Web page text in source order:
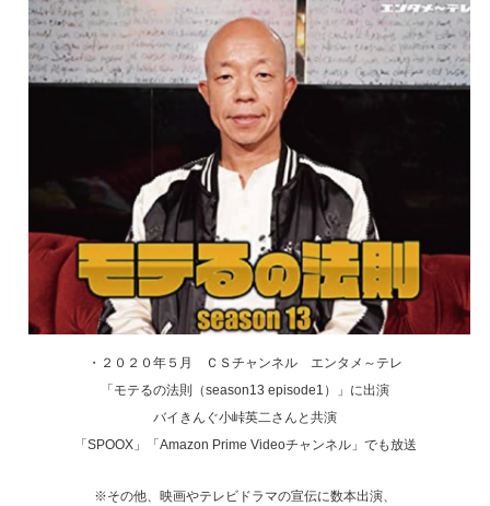
・２０２０年５月 ＣＳチャンネル エンタメ～テレ
「モテるの法則（season13 episode1）」に出演
バイきんぐ小峠英二さんと共演
「SPOOX」「Amazon Prime Videoチャンネル」でも放送
※その他、映画やテレビドラマの宣伝に数本出演、